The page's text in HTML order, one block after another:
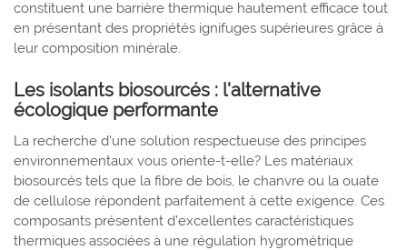
constituent une barrière thermique hautement efficace tout
en présentant des propriétés ignifuges supérieures grâce à
leur composition minérale.
Les isolants biosourcés : l'alternative
écologique performante
La recherche d'une solution respectueuse des principes
environnementaux vous oriente-t-elle? Les matériaux
biosourcés tels que la fibre de bois, le chanvre ou la ouate
de cellulose répondent parfaitement à cette exigence. Ces
composants présentent d'excellentes caractéristiques
thermiques associées à une régulation hygrométrique